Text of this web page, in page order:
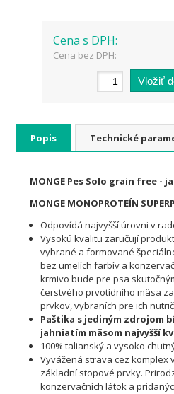
Cena s DPH:
Cena bez DPH:
Popis Technické
MONGE Pes Solo grain free -
MONGE MONOPROTEÍN
Odpovídá najvyšší úrovni v
Vysokú kvalitu zaručují
vybrané a formované
bez umelích farbív a
krmivo bude pre psa
čerstvého prvotídního mäsa
prvkov, vybraních pre ich
Paštika s jediným zdrojom
jahniatím mäsom najvyšší
100% talianský a vysoko
Vyvážená strava cez komplex
základní stopové prvky.
konzervačních látok a